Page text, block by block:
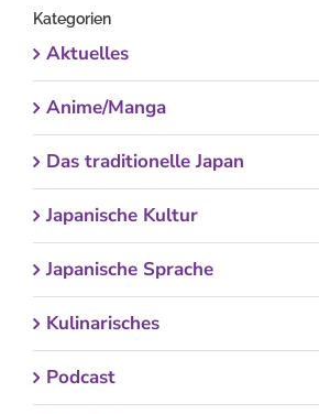
Kategorien
Aktuelles
Anime/Manga
Das traditionelle Japan
Japanische Kultur
Japanische Sprache
Kulinarisches
Podcast